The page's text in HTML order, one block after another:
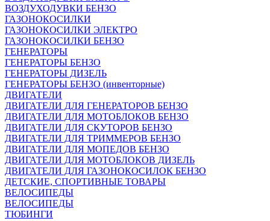
ВОЗДУХОДУВКИ БЕНЗО
ГАЗОНОКОСИЛКИ
ГАЗОНОКОСИЛКИ ЭЛЕКТРО
ГАЗОНОКОСИЛКИ БЕНЗО
ГЕНЕРАТОРЫ
ГЕНЕРАТОРЫ БЕНЗО
ГЕНЕРАТОРЫ ДИЗЕЛЬ
ГЕНЕРАТОРЫ БЕНЗО (инвенторные)
ДВИГАТЕЛИ
ДВИГАТЕЛИ ДЛЯ ГЕНЕРАТОРОВ БЕНЗО
ДВИГАТЕЛИ ДЛЯ МОТОБЛОКОВ БЕНЗО
ДВИГАТЕЛИ ДЛЯ СКУТОРОВ БЕНЗО
ДВИГАТЕЛИ ДЛЯ ТРИММЕРОВ БЕНЗО
ДВИГАТЕЛИ ДЛЯ МОПЕДОВ БЕНЗО
ДВИГАТЕЛИ ДЛЯ МОТОБЛОКОВ ДИЗЕЛЬ
ДВИГАТЕЛИ ДЛЯ ГАЗОНОКОСИЛОК БЕНЗО
ДЕТСКИЕ, СПОРТИВНЫЕ ТОВАРЫ
ВЕЛОСИПЕДЫ
ВЕЛОСИПЕДЫ
ТЮБИНГИ